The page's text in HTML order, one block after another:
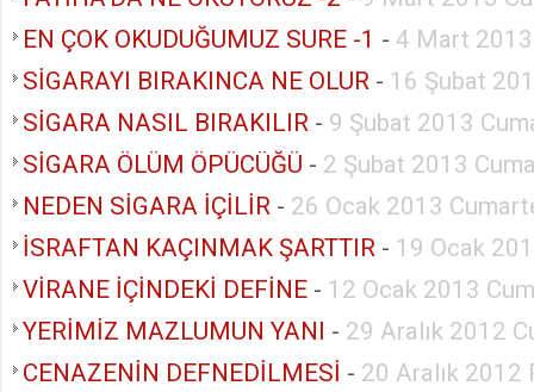
EN ÇOK OKUDUĞUMUZ SURE -1 - 4 Mart
SİGARAYI BIRAKINCA NE OLUR - 16 Şubat
SİGARA NASIL BIRAKILIR - 9 Şubat 2013
SİGARA ÖLÜM ÖPÜCÜĞÜ - 2 Şubat 2013
NEDEN SİGARA İÇİLİR - 26 Ocak 2013
İSRAFTAN KAÇINMAK ŞARTTIR - 19 Ocak
VİRANE İÇİNDEKİ DEFİNE - 12 Ocak 2013
YERİMİZ MAZLUMUN YANI - 29 Aralık 2012
CENAZENİN DEFNEDİLMESİ - 20 Aralık 2012